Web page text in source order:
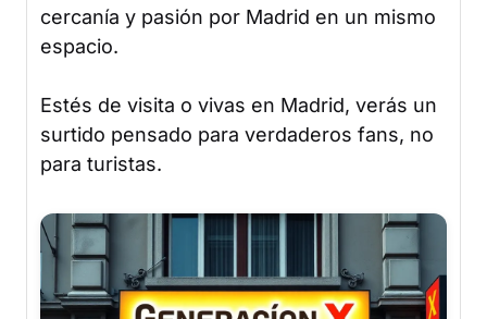
cercanía y pasión por Madrid en un mismo
espacio.
Estés de visita o vivas en Madrid, verás un
surtido pensado para verdaderos fans, no
para turistas.